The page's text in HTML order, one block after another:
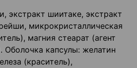
экстракт шиитаке, экстракт
микрокристаллическая
магния стеарат (агент
капсулы: желатин
(краситель),